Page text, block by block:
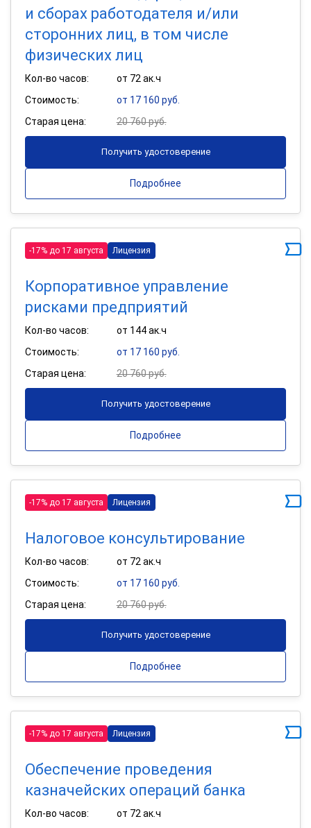
и сборах работодателя и/или
сторонних лиц, в том числе
физических лиц
Кол-во часов:
от 72 ак.ч
Стоимость:
от 17 160 руб.
Старая цена:
20 760 руб.
Получить удостоверение
Подробнее
-17% до 17 августа Лицензия
Корпоративное управление
рисками предприятий
Кол-во часов:
от 144 ак.ч
Стоимость:
от 17 160 руб.
Старая цена:
20 760 руб.
Получить удостоверение
Подробнее
-17% до 17 августа Лицензия
Налоговое консультирование
Кол-во часов:
от 72 ак.ч
Стоимость:
от 17 160 руб.
Старая цена:
20 760 руб.
Получить удостоверение
Подробнее
-17% до 17 августа Лицензия
Обеспечение проведения
казначейских операций банка
Кол-во часов:
от 72 ак.ч